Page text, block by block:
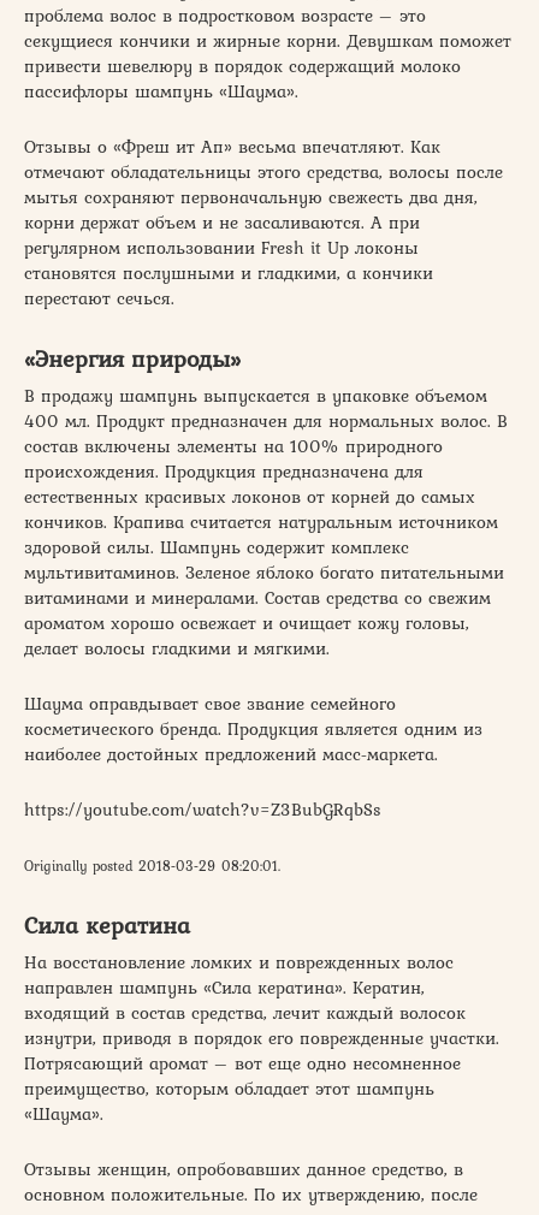
проблема волос в подростковом возрасте – это
секущиеся кончики и жирные корни. Девушкам поможет
привести шевелюру в порядок содержащий молоко
пассифлоры шампунь «Шаума».
Отзывы о «Фреш ит Ап» весьма впечатляют. Как
отмечают обладательницы этого средства, волосы после
мытья сохраняют первоначальную свежесть два дня,
корни держат объем и не засаливаются. А при
регулярном использовании Fresh it Up локоны
становятся послушными и гладкими, а кончики
перестают сечься.
«Энергия природы»
В продажу шампунь выпускается в упаковке объемом
400 мл. Продукт предназначен для нормальных волос. В
состав включены элементы на 100% природного
происхождения. Продукция предназначена для
естественных красивых локонов от корней до самых
кончиков. Крапива считается натуральным источником
здоровой силы. Шампунь содержит комплекс
мультивитаминов. Зеленое яблоко богато питательными
витаминами и минералами. Состав средства со свежим
ароматом хорошо освежает и очищает кожу головы,
делает волосы гладкими и мягкими.
Шаума оправдывает свое звание семейного
косметического бренда. Продукция является одним из
наиболее достойных предложений масс-маркета.
https://youtube.com/watch?v=Z3BubGRqbSs
Originally posted 2018-03-29 08:20:01.
Сила кератина
На восстановление ломких и поврежденных волос
направлен шампунь «Сила кератина». Кератин,
входящий в состав средства, лечит каждый волосок
изнутри, приводя в порядок его поврежденные участки.
Потрясающий аромат – вот еще одно несомненное
преимущество, которым обладает этот шампунь
«Шаума».
Отзывы женщин, опробовавших данное средство, в
основном положительные. По их утверждению, после